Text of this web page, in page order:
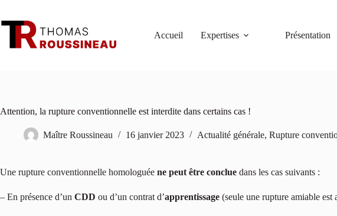
contenu
Accueil
Expertises Présentation
Attention, la rupture conventionnelle est interdite dans certains cas !
Maître Roussineau 16 janvier 2023 Actualité générale, Rupture
Une rupture conventionnelle homologuée ne peut être conclue dans les cas suivants :
– En présence d’un CDD ou d’un contrat d’apprentissage (seule une rupture amiable est